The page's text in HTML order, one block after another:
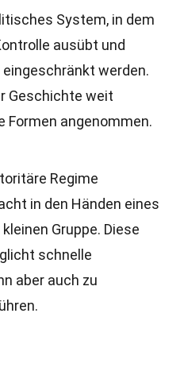
System, in dem
ausübt und
werden.
Geschichte weit
Formen angenommen.
Regime
in den Händen eines
Gruppe. Diese
schnelle
aber auch zu